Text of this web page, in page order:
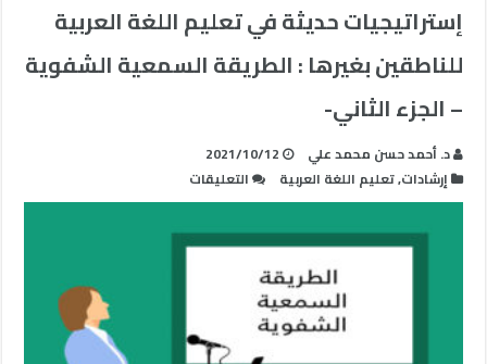
إستراتيجيات حديثة في تعليم اللغة العربية
للناطقين بغيرها : الطريقة السمعية الشفوية
– الجزء الثاني-
د. أحمد حسن محمد علي
2021/10/12
إرشادات,تعليم اللغة العربية التعليقات
إستراتيجيات
حديثة
في
للناطقين